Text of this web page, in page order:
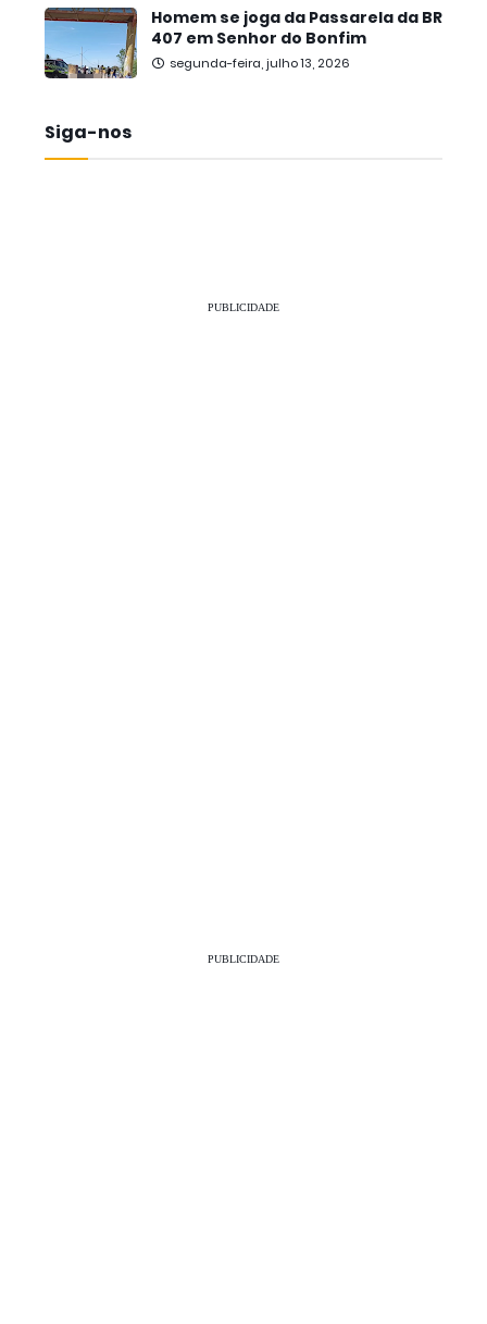
Homem se joga da Passarela da BR
407 em Senhor do Bonfim
segunda-feira, julho 13, 2026
Siga-nos
PUBLICIDADE
PUBLICIDADE